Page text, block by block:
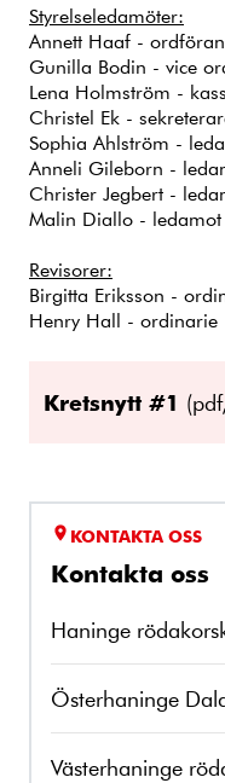
Styrelseledamöter:
Annett Haaf -
Gunilla Bodin - vice
Lena Holmström -
Christel Ek -
Sophia Ahlström -
Anneli Gileborn -
Christer Jegbert -
Malin Diallo - ledamot
Revisorer:
Birgitta Eriksson -
Henry Hall - ordinarie
Kretsnytt #1
KONTAKTA OSS
Kontakta oss
Haninge
Österhaninge
Västerhaninge